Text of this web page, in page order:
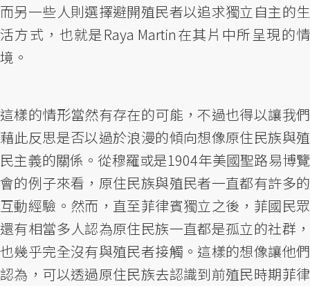
而另一些人則選擇避開殖民者以追求獨立自主的生
活方式，也就是Raya Martin在其片中所呈現的情
境。
這樣的情形當然有存在的可能，不過也得以讓我們
藉此反思是否以過於浪漫的傾向想像原住民族與殖
民主義的關係。從穆羅或是1904年美國聖路易博覽
會的例子來看，原住民族與殖民者一直都有許多的
互動經驗。然而，直至菲律賓獨立之後，菲國民眾
還有相當多人認為原住民族一直都是孤立的社群，
也幾乎完全沒有與殖民者接觸。這樣的想像讓他們
認為，可以透過原住民族去認識到前殖民時期菲律